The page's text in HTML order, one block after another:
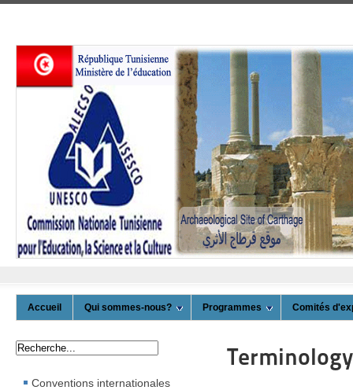
Accueil Qui sommes-nous? Programmes Comités
Conventions internationales
Terminology